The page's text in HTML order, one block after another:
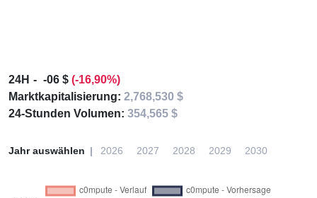
24H -06 $ (-16,90%)
Marktkapitalisierung: 2,768,530 $
24-Stunden Volumen: 354,565 $
Jahr auswählen 2026 2027 2028 2029 2030